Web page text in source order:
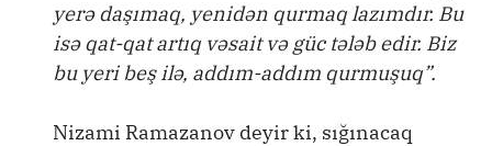
yerə daşımaq, yenidən qurmaq lazımdır. Bu
isə qat-qat artıq vəsait və güc tələb edir. Biz
bu yeri beş ilə, addım-addım qurmuşuq”.
Nizami Ramazanov deyir ki, sığınacaq